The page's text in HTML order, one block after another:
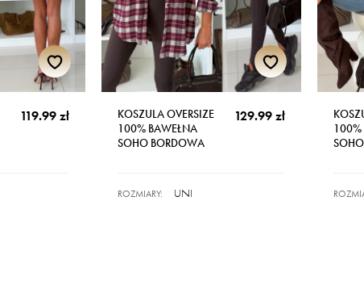
119.99 zł
KOSZULA OVERSIZE
100% BAWEŁNA
SOHO BORDOWA
129.99 zł
ROZMIARY: UNI
100%